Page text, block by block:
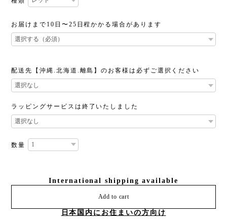
お届けまで10日〜25日程かかる場合があります
配送先【沖縄.北海道.離島】のお客様は必ずご選択ください
ラッピングサービスは終了いたしました
数量
International shipping available
Add to cart
日本国内にお住まいの方向け